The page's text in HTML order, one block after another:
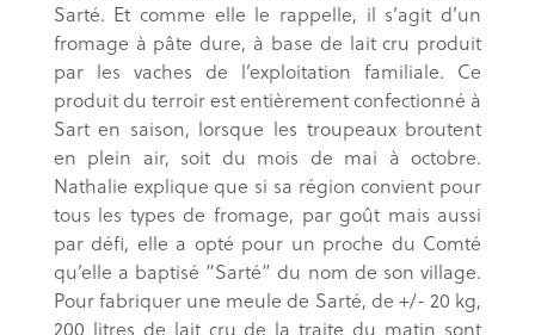
Sarté. Et comme elle le rappelle, il s’agit d’un
fromage à pâte dure, à base de lait cru produit
par les vaches de l’exploitation familiale. Ce
produit du terroir est entièrement confectionné à
Sart en saison, lorsque les troupeaux broutent
en plein air, soit du mois de mai à octobre.
Nathalie explique que si sa région convient pour
tous les types de fromage, par goût mais aussi
par défi, elle a opté pour un proche du Comté
qu’elle a baptisé “Sarté” du nom de son village.
Pour fabriquer une meule de Sarté, de +/- 20 kg,
200 litres de lait cru de la traite du matin sont